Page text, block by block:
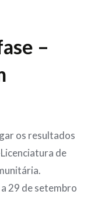
–
os resultados
de
29 de setembro